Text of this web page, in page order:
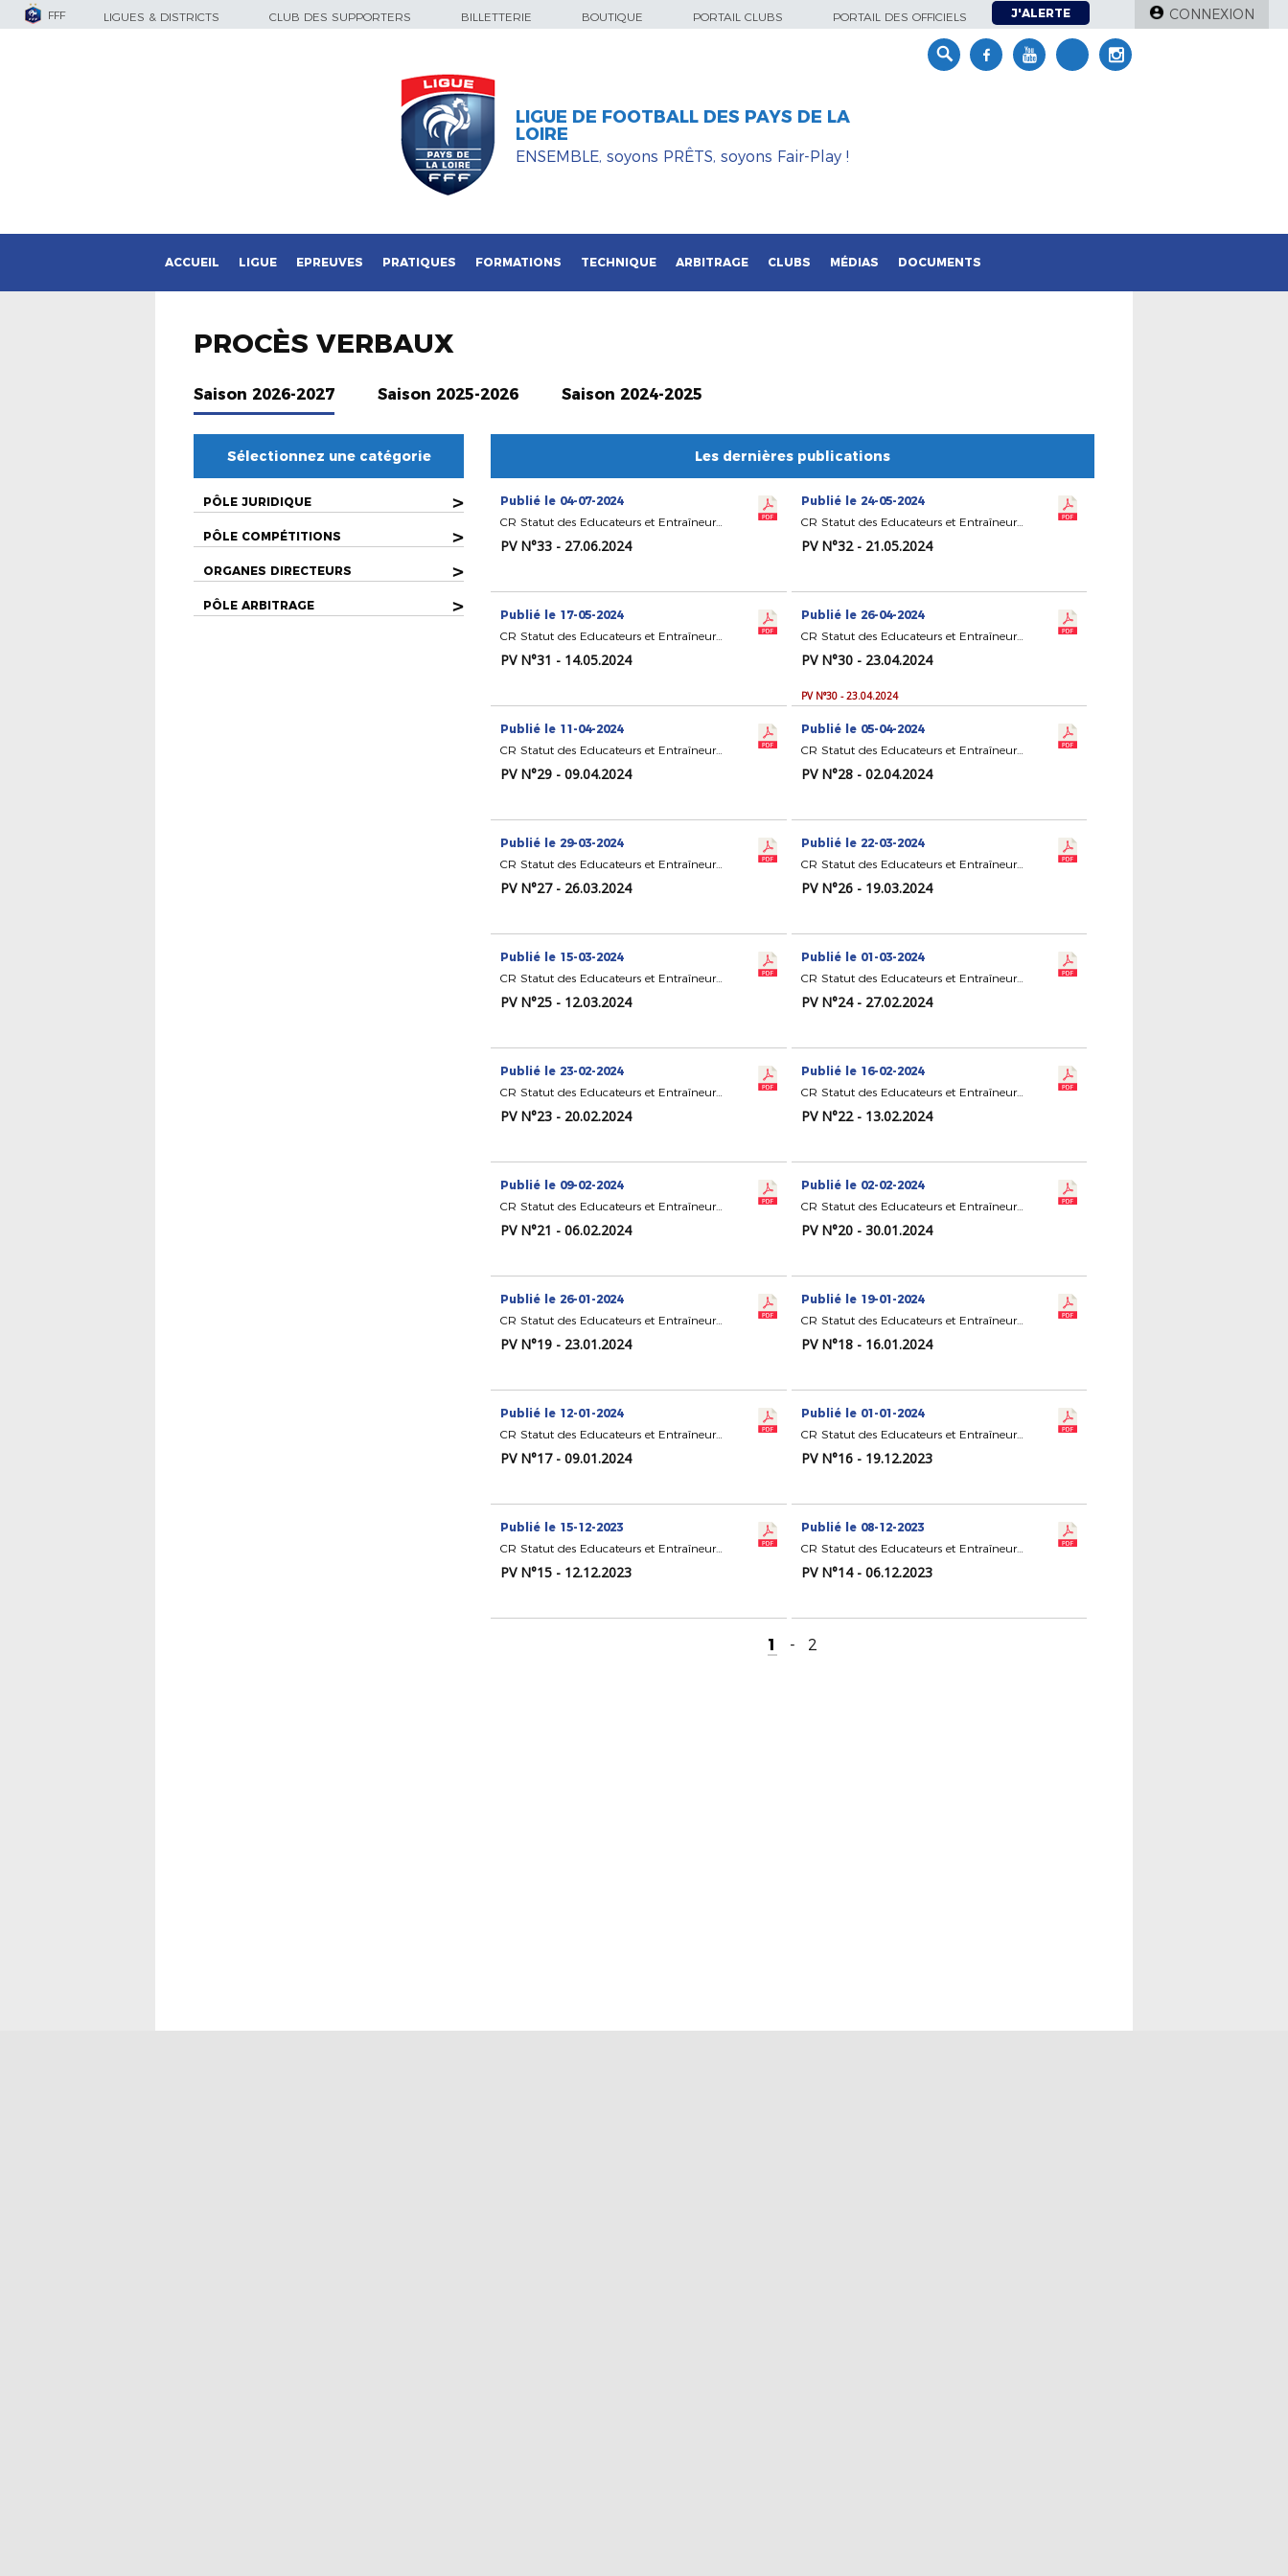
FFF LIGUES & DISTRICTS CLUB DES SUPPORTERS BILLETTERIE BOUTIQUE PORTAIL CLUBS PORTAIL DES OFFICIELS J'ALERTE CONNEXION
LIGUE DE FOOTBALL DES PAYS DE LA
LOIRE
ENSEMBLE, soyons PRÊTS, soyons Fair-Play !
ACCUEIL LIGUE EPREUVES PRATIQUES FORMATIONS TECHNIQUE ARBITRAGE CLUBS MÉDIAS DOCUMENTS
PROCÈS VERBAUX
Saison 2026-2027 Saison 2025-2026 Saison 2024-2025
Sélectionnez une catégorie
PÔLE JURIDIQUE >
PÔLE COMPÉTITIONS >
ORGANES DIRECTEURS >
PÔLE ARBITRAGE >
Les dernières publications
Publié le 04-07-2024
CR Statut des Educateurs et Entraîneurs de Football
PV N°33 - 27.06.2024
Publié le 24-05-2024
CR Statut des Educateurs et Entraîneurs de Football
PV N°32 - 21.05.2024
Publié le 17-05-2024
CR Statut des Educateurs et Entraîneurs de Football
PV N°31 - 14.05.2024
Publié le 26-04-2024
CR Statut des Educateurs et Entraîneurs de Football
PV N°30 - 23.04.2024
PV N°30 - 23.04.2024
Publié le 11-04-2024
CR Statut des Educateurs et Entraîneurs de Football
PV N°29 - 09.04.2024
Publié le 05-04-2024
CR Statut des Educateurs et Entraîneurs de Football
PV N°28 - 02.04.2024
Publié le 29-03-2024
CR Statut des Educateurs et Entraîneurs de Football
PV N°27 - 26.03.2024
Publié le 22-03-2024
CR Statut des Educateurs et Entraîneurs de Football
PV N°26 - 19.03.2024
Publié le 15-03-2024
CR Statut des Educateurs et Entraîneurs de Football
PV N°25 - 12.03.2024
Publié le 01-03-2024
CR Statut des Educateurs et Entraîneurs de Football
PV N°24 - 27.02.2024
Publié le 23-02-2024
CR Statut des Educateurs et Entraîneurs de Football
PV N°23 - 20.02.2024
Publié le 16-02-2024
CR Statut des Educateurs et Entraîneurs de Football
PV N°22 - 13.02.2024
Publié le 09-02-2024
CR Statut des Educateurs et Entraîneurs de Football
PV N°21 - 06.02.2024
Publié le 02-02-2024
CR Statut des Educateurs et Entraîneurs de Football
PV N°20 - 30.01.2024
Publié le 26-01-2024
CR Statut des Educateurs et Entraîneurs de Football
PV N°19 - 23.01.2024
Publié le 19-01-2024
CR Statut des Educateurs et Entraîneurs de Football
PV N°18 - 16.01.2024
Publié le 12-01-2024
CR Statut des Educateurs et Entraîneurs de Football
PV N°17 - 09.01.2024
Publié le 01-01-2024
CR Statut des Educateurs et Entraîneurs de Football
PV N°16 - 19.12.2023
Publié le 15-12-2023
CR Statut des Educateurs et Entraîneurs de Football
PV N°15 - 12.12.2023
Publié le 08-12-2023
CR Statut des Educateurs et Entraîneurs de Football
PV N°14 - 06.12.2023
1 - 2